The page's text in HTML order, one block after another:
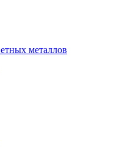
металлов